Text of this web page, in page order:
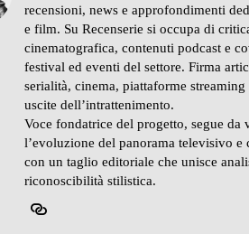
recensioni, news e approfondimenti
e film. Su Recenserie si occupa di
cinematografica, contenuti podcast e
festival ed eventi del settore. Firma
serialità, cinema, piattaforme
uscite dell’intrattenimento.
Voce fondatrice del progetto, segue da
l’evoluzione del panorama televisivo e
con un taglio editoriale che unisce
riconoscibilità stilistica.